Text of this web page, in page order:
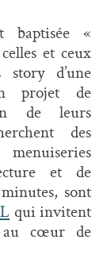
baptisée «
et ceux
d’une
projet de
de leurs
des
et de
sont
qui invitent
au cœur de